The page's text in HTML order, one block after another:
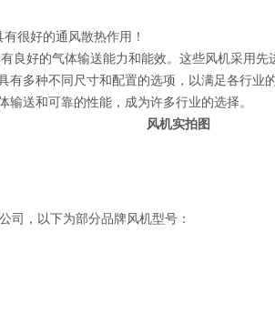
很好的通风散热作用！
良好的气体输送能力和能效。这些风机采用
有多种不同尺寸和配置的选项，以满足各行业
送和可靠的性能，成为许多行业的选择。
风机实拍图
司，以下为部分品牌风机型号：